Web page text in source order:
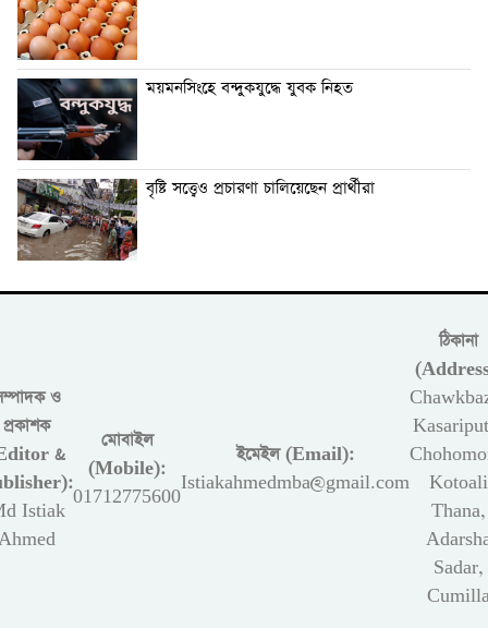
ময়মনসিংহে বন্দুকযুদ্ধে যুবক নিহত
বৃষ্টি সত্ত্বেও প্রচারণা চালিয়েছেন প্রার্থীরা
ও
প্রকাশক
&
Istiak
মোবাইল
(Mobile):
01712775600
ইমেইল (Email):
Istiakahmedmba@gmail.com
ঠিকানা
Kotoali
Thana,
Sadar,